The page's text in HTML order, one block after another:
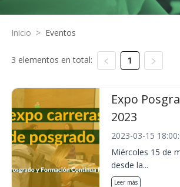
Inicio > Eventos
3 elementos en total: 1
Expo
2023
2023-03-15
Miércoles 15 de
desde la...
Leer más